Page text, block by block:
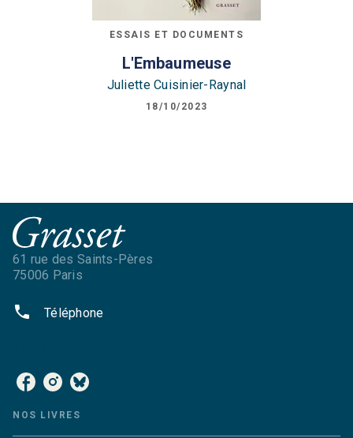
ESSAIS ET DOCUMENTS
L'Embaumeuse
Juliette Cuisinier-Raynal
18/10/2023
61 rue des Saints-Pères
75006 Paris
phone Téléphone
NOS LIVRES